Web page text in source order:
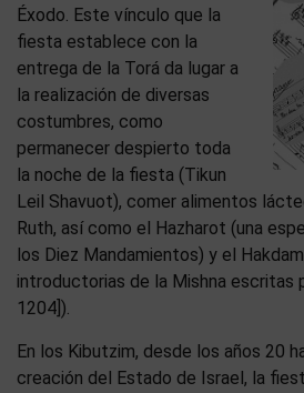
Éxodo. Este vínculo que la
fiesta establece con la
entrega de la Torá da lugar a
la realización de diversas
costumbres, como
permanecer despierto toda
la noche de la fiesta (Tikun
Leil Shavuot), comer alimentos
Ruth, así como el Hazharot (una
los Diez Mandamientos) y el
introductorias de la Mishna escritas
1204]).
En los Kibutzim, desde los años 20
creación del Estado de Israel, la